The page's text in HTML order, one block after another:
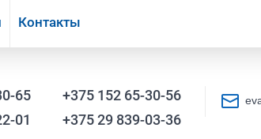
Контакты
65
+375 152 65-30-56
01
+375 29 839-03-36